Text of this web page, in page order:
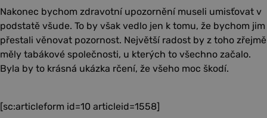
Nakonec bychom zdravotní upozornění museli umisťovat v
podstatě všude. To by však vedlo jen k tomu, že bychom jim
přestali věnovat pozornost. Největší radost by z toho zřejmě
měly tabákové společnosti, u kterých to všechno začalo.
Byla by to krásná ukázka rčení, že všeho moc škodí.
[sc:articleform id=10 articleid=1558]